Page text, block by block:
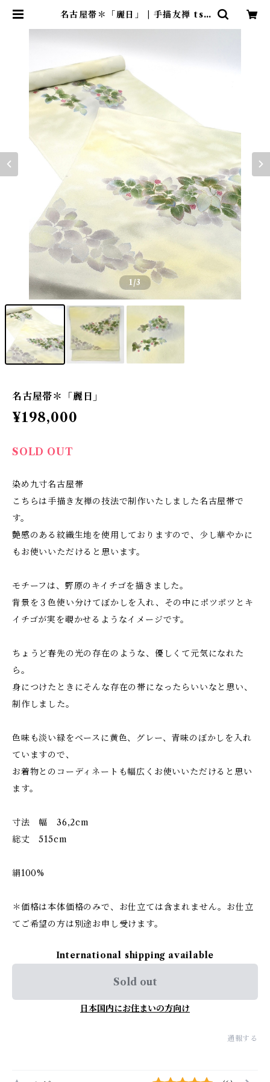
名古屋帯＊「麗日」 | 手描友禅 tsu
1/3
名古屋帯＊「麗日」
¥198,000
SOLD OUT
染め九寸名古屋帯
こちらは手描き友禅の技法で制作いたしました名古屋帯で
す。
艶感のある紋織生地を使用しておりますので、少し華やかに
もお使いいただけると思います。
モチーフは、野原のキイチゴを描きました。
背景を３色使い分けてぼかしを入れ、その中にポツポツとキ
イチゴが実を覗かせるようなイメージです。
ちょうど春先の光の存在のような、優しくて元気になれた
ら。
身につけたときにそんな存在の帯になったらいいなと思い、
制作しました。
色味も淡い緑をベースに黄色、グレー、青味のぼかしを入れ
ていますので、
お着物とのコーディネートも幅広くお使いいただけると思い
ます。
寸法 幅 36,2cm
総丈 515cm
絹100%
＊価格は本体価格のみで、お仕立ては含まれません。お仕立
てご希望の方は別途お申し受けます。
International shipping available
Sold out
日本国内にお住まいの方向け
通報する